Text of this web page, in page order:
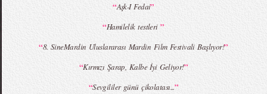
“Aşk-I Fedai”
“Hamilelik testleri”
“8. SineMardin Uluslararası Mardin Film Festivali Başlıyor!”
“Kırmızı Şarap, Kalbe İyi Geliyor!”
“Sevgililer günü çikolatası...”